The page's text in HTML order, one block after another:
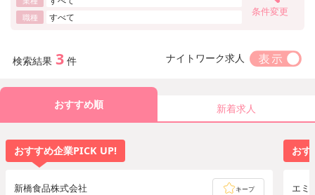
職種 すべて 条件変更
検索結果 3 件 ナイトワーク求人
おすすめ順 新着求人
おすすめ企業PICK UP!
新橋食品株式会社 キープ
おす
エミ